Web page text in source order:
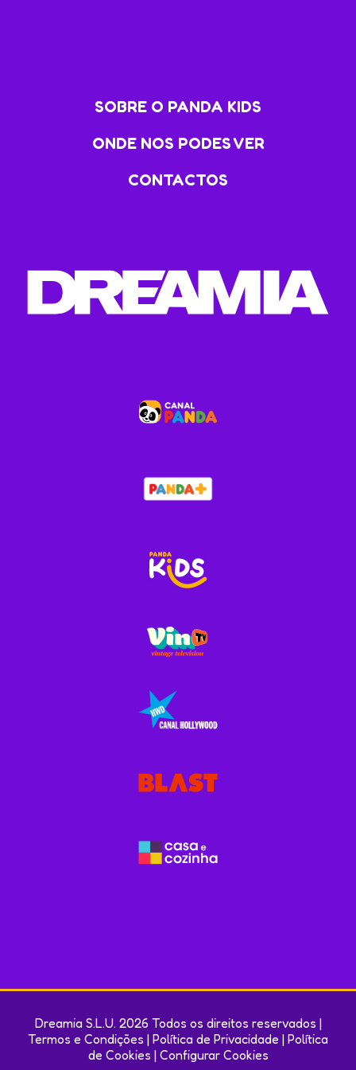
SOBRE O PANDA KIDS
ONDE NOS PODES VER
CONTACTOS
Dreamia S.L.U. 2026 Todos os direitos reservados |
Termos e Condições | Política de Privacidade | Política
de Cookies | Configurar Cookies